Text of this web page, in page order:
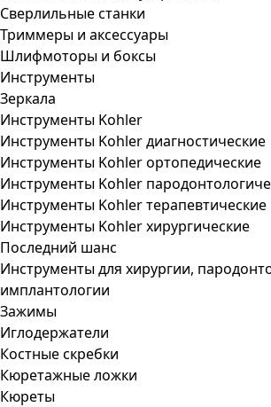
Сверлильные станки
Триммеры и аксессуары
Шлифмоторы и боксы
Инструменты
Зеркала
Инструменты Kohler
Инструменты Kohler диагностические
Инструменты Kohler ортопедические
Инструменты Kohler
Инструменты Kohler терапевтические
Инструменты Kohler хирургические
Последний шанс
Инструменты для хирургии,
имплантологии
Зажимы
Иглодержатели
Костные скребки
Кюретажные ложки
Кюреты